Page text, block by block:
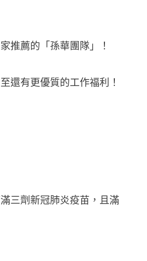
推薦的「孫華團隊」！
還有更優質的工作福利！
三劑新冠肺炎疫苗，且滿